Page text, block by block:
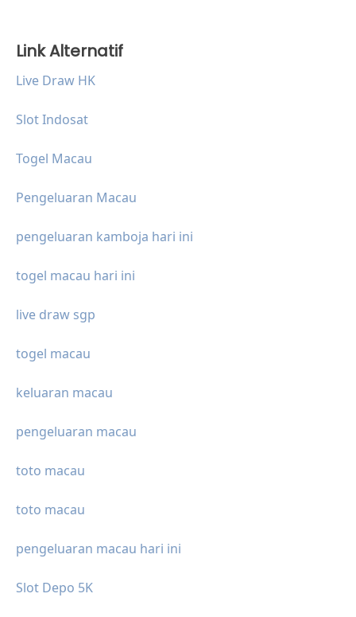
Link Alternatif
Live Draw HK
Slot Indosat
Togel Macau
Pengeluaran Macau
pengeluaran kamboja hari ini
togel macau hari ini
live draw sgp
togel macau
keluaran macau
pengeluaran macau
toto macau
toto macau
pengeluaran macau hari ini
Slot Depo 5K